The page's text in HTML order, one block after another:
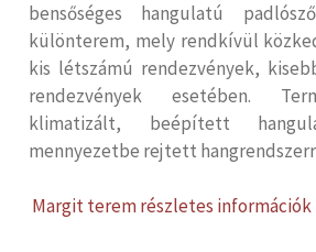
bensőséges hangulatú
különterem, mely rendkívül
kis létszámú rendezvények,
rendezvények esetében.
klimatizált, beépített
mennyezetbe rejtett
Margit terem részletes